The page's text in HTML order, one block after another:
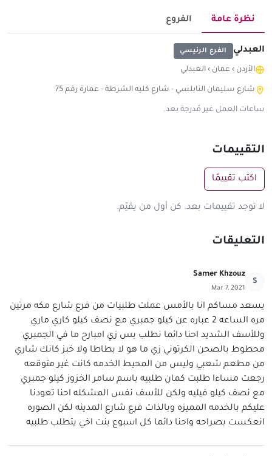
نظرة عامة الفروع
العبدلي الفرع الرئيسي
الأردن › عمان › العبدلي
شارع سليمان النابلسي - شارع كليه الشرطة - عمارة رقم 75
ساعات العمل غير مُدرجة بعد.
التقييمات
اكتب تقييمًا
لا توجد تقييمات بعد. كن أول من يقيّم.
التعليقات
S
Samer Khzouz
Mar 7, 2021
يسعد مساكم انا بالأمس عملت طلبيات من فرع شارع مكه مرتين
مره الساعه 2 عباره عن كيلو جمبري مع نصف كيلو كاري ماري
وللأسف الشديد احنا دائما نطلب بس زي امبارح ما في الجمبري
محطوط بالصحن الكرتوني زي ما هو لا بطاطا ولا خبز كانك شاري
من مطعم شعبي وليس من المحيط الخدمه كانت غير متوقعه
رجعت مساءا طلبت كمان طلبيه باسم سامر الخزوز كيلو جمبري
مع نصف كيلو فيليه ولكن للأسف نفس المشكله احنا تعودنا
عليكم بالخدمه المميزه وبالذات فرع شارع المدينه لكن الصوره
انعكست بصراحه واحنا دائما كل اسبوع بنت اخي يتطلب طلبيه